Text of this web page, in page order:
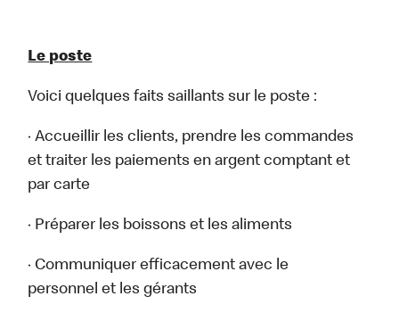
Le poste
Voici quelques faits saillants sur le poste :
· Accueillir les clients, prendre les commandes
et traiter les paiements en argent comptant et
par carte
· Préparer les boissons et les aliments
· Communiquer efficacement avec le
personnel et les gérants